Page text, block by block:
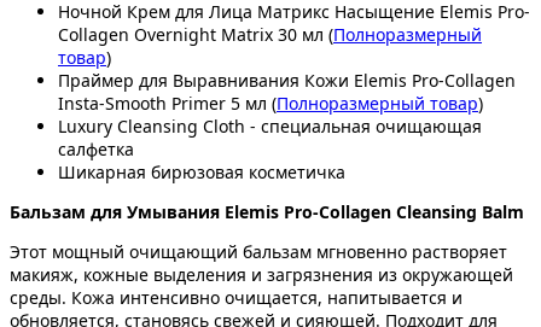
Ночной Крем для Лица Матрикс Насыщение Elemis Pro-
Collagen Overnight Matrix 30 мл (Полноразмерный
товар)
Праймер для Выравнивания Кожи Elemis Pro-Collagen
Insta-Smooth Primer 5 мл (Полноразмерный товар)
Luxury Cleansing Cloth - специальная очищающая
салфетка
Шикарная бирюзовая косметичка
Бальзам для Умывания Elemis Pro-Collagen Cleansing Balm
Этот мощный очищающий бальзам мгновенно растворяет
макияж, кожные выделения и загрязнения из окружающей
среды. Кожа интенсивно очищается, напитывается и
обновляется, становясь свежей и сияющей. Подходит для